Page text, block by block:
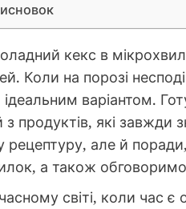
кекс в
Коли на порозі
ідеальним варіантом.
продуктів, які завжди
рецептуру, але й
а також
світі, коли час